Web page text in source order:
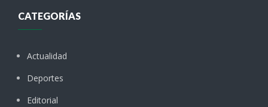
CATEGORÍAS
Actualidad
Deportes
Editorial